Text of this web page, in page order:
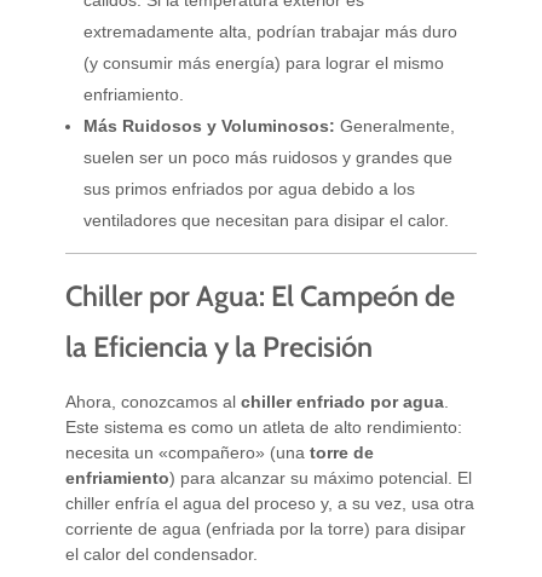
extremadamente alta, podrían trabajar más duro
(y consumir más energía) para lograr el mismo
enfriamiento.
Más Ruidosos y Voluminosos: Generalmente,
suelen ser un poco más ruidosos y grandes que
sus primos enfriados por agua debido a los
ventiladores que necesitan para disipar el calor.
Chiller por Agua: El Campeón de
la Eficiencia y la Precisión
Ahora, conozcamos al chiller enfriado por agua.
Este sistema es como un atleta de alto rendimiento:
necesita un «compañero» (una torre de
enfriamiento) para alcanzar su máximo potencial. El
chiller enfría el agua del proceso y, a su vez, usa otra
corriente de agua (enfriada por la torre) para disipar
el calor del condensador.